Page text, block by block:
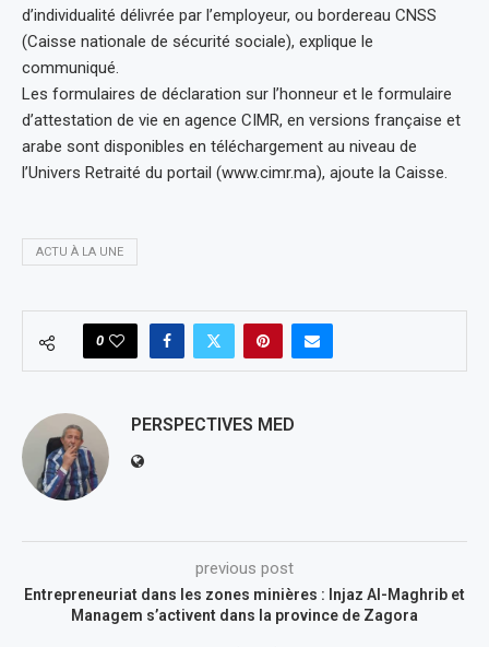
d’individualité délivrée par l’employeur, ou bordereau CNSS
(Caisse nationale de sécurité sociale), explique le
communiqué.
Les formulaires de déclaration sur l’honneur et le formulaire
d’attestation de vie en agence CIMR, en versions française et
arabe sont disponibles en téléchargement au niveau de
l’Univers Retraité du portail (www.cimr.ma), ajoute la Caisse.
ACTU À LA UNE
0
PERSPECTIVES MED
previous post
Entrepreneuriat dans les zones minières : Injaz Al-Maghrib et
Managem s’activent dans la province de Zagora